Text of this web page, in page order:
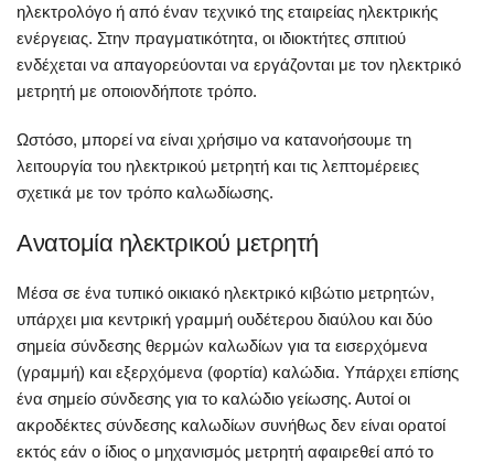
ηλεκτρολόγο ή από έναν τεχνικό της εταιρείας ηλεκτρικής
ενέργειας. Στην πραγματικότητα, οι ιδιοκτήτες σπιτιού
ενδέχεται να απαγορεύονται να εργάζονται με τον ηλεκτρικό
μετρητή με οποιονδήποτε τρόπο.
Ωστόσο, μπορεί να είναι χρήσιμο να κατανοήσουμε τη
λειτουργία του ηλεκτρικού μετρητή και τις λεπτομέρειες
σχετικά με τον τρόπο καλωδίωσης.
Ανατομία ηλεκτρικού μετρητή
Μέσα σε ένα τυπικό οικιακό ηλεκτρικό κιβώτιο μετρητών,
υπάρχει μια κεντρική γραμμή ουδέτερου διαύλου και δύο
σημεία σύνδεσης θερμών καλωδίων για τα εισερχόμενα
(γραμμή) και εξερχόμενα (φορτία) καλώδια. Υπάρχει επίσης
ένα σημείο σύνδεσης για το καλώδιο γείωσης. Αυτοί οι
ακροδέκτες σύνδεσης καλωδίων συνήθως δεν είναι ορατοί
εκτός εάν ο ίδιος ο μηχανισμός μετρητή αφαιρεθεί από το